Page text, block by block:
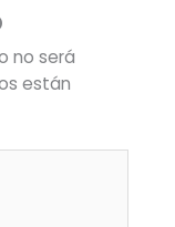
no será
están